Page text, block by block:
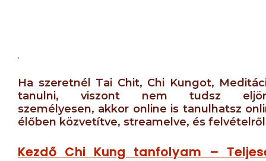
.
Ha szeretnél Tai Chit, Chi Kungot,
tanulni, viszont nem tudsz
személyesen, akkor online is tanulhatsz
élőben közvetítve, streamelve, és felvételről
Kezdő Chi Kung tanfolyam –